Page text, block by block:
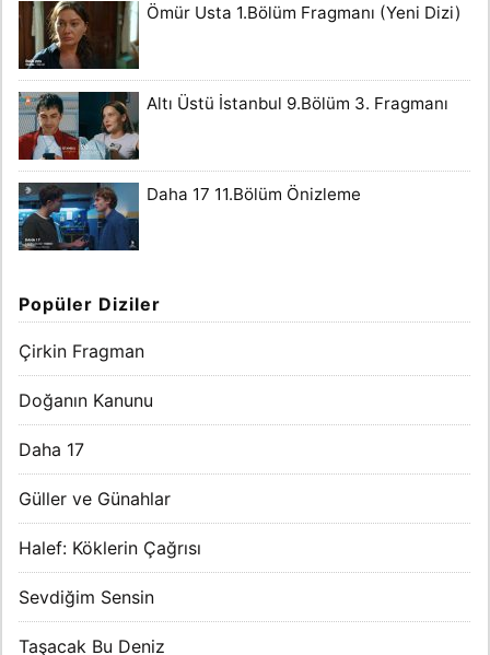
Ömür Usta 1.Bölüm Fragmanı (Yeni Dizi)
Altı Üstü İstanbul 9.Bölüm 3. Fragmanı
Daha 17 11.Bölüm Önizleme
Popüler Diziler
Çirkin Fragman
Doğanın Kanunu
Daha 17
Güller ve Günahlar
Halef: Köklerin Çağrısı
Sevdiğim Sensin
Taşacak Bu Deniz